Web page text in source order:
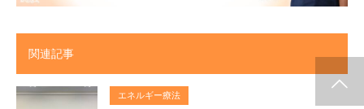
関連記事
エネルギー療法
施術メルマガ 公式LINE @ 公式YouTube インスタグラム セミナー案内